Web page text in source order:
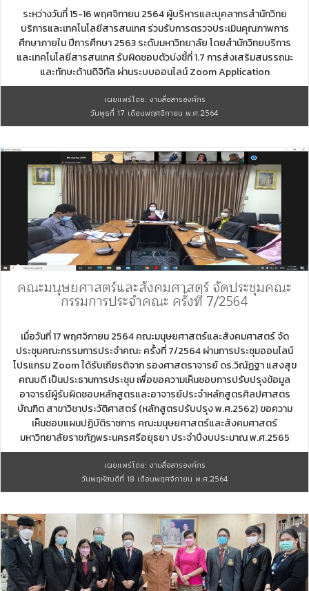
ระหว่างวันที่ 15-16 พฤศจิกายน 2564 ผู้บริหารและบุคลากรสำนักวิทย
บริการและเทคโนโลยีสารสนเทศ ร่วมรับการตรวจประเมินคุณภาพการ
ศึกษาภายใน ปีการศึกษา 2563 ระดับมหาวิทยาลัย โดยสำนักวิทยบริการ
และเทคโนโลยีสารสนเทศ รับผิดชอบตัวบ่งชี้ที่ 1.7 การส่งเสริมสมรรถนะ
และทักษะด้านดิจิทัล ผ่านระบบออนไลน์ Zoom Application
เผยแพร่โดย: งานสื่อสารองค์กร
วันพุธที่ 17 เดือนพฤศจิกายน พ.ศ.2564
คณะมนุษยศาสตร์และสังคมศาสตร์ จัดประชุมคณะ
กรรมการประจำคณะ ครั้งที่ 7/2564
เมื่อวันที่ 17 พฤศจิกายน 2564 คณะมนุษยศาสตร์และสังคมศาสตร์ จัด
ประชุมคณะกรรมการประจำคณะ ครั้งที่ 7/2564 ผ่านการประชุมออนไลน์
โปรแกรม Zoom ได้รับเกียรติจาก รองศาสตราจารย์ ดร.วิณัฏฐา แสงสุข
คณบดี เป็นประธานการประชุม เพื่อขอความเห็นชอบการปรับปรุงข้อมูล
อาจารย์ผู้รับผิดชอบหลักสูตรและอาจารย์ประจำหลักสูตรศิลปศาสตร
บัณฑิต สาขาวิชาประวัติศาสตร์ (หลักสูตรปรับปรุง พ.ศ.2562) ขอความ
เห็นชอบแผนปฏิบัติราชการ คณะมนุษยศาสตร์และสังคมศาสตร์
มหาวิทยาลัยราชภัฏพระนครศรีอยุธยา ประจำปีงบประมาณ พ.ศ.2565
เผยแพร่โดย: งานสื่อสารองค์กร
วันพฤหัสบดีที่ 18 เดือนพฤศจิกายน พ.ศ.2564